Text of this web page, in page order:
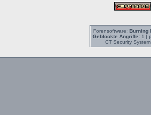
Forensoftware: Burning
Geblockte Angriffe:1 |
CT Security